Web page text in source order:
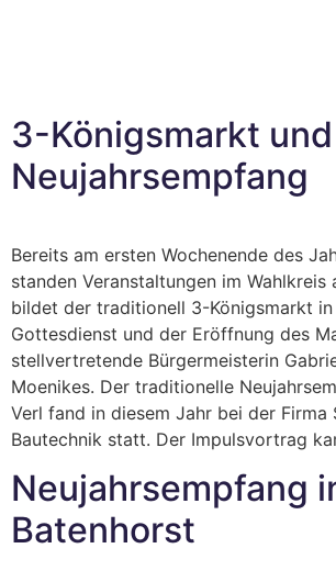
3-Königsmarkt und
Neujahrsempfang
Bereits am ersten Wochenende des
standen Veranstaltungen im Wahlkreis
bildet der traditionell 3-Königsmarkt
Gottesdienst und der Eröffnung des
stellvertretende Bürgermeisterin
Moenikes. Der traditionelle
Verl fand in diesem Jahr bei der Firma
Bautechnik statt. Der Impulsvortrag
Neujahrsempfang
Batenhorst